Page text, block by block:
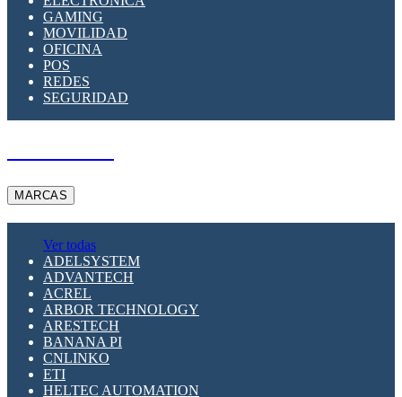
GAMING
MOVILIDAD
OFICINA
POS
REDES
SEGURIDAD
MARCAS
Ver todas
ADELSYSTEM
ADVANTECH
ACREL
ARBOR TECHNOLOGY
ARESTECH
BANANA PI
CNLINKO
ETI
HELTEC AUTOMATION